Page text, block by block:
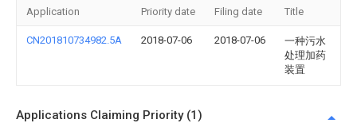
Application Priority date Filing date Title
CN201810734982.5A 2018-07-06 2018-07-06
一种污水
处理加药
装置
Applications Claiming Priority (1)